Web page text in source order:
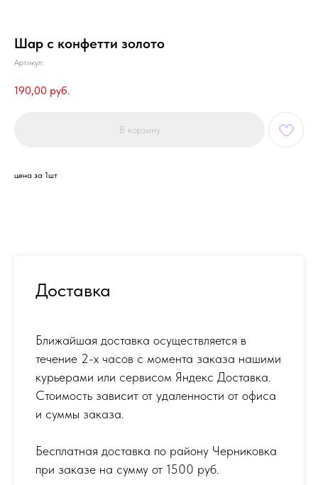
Шар с конфетти золото
Артикул:
190,00 руб.
В корзину
цена за 1шт
Доставка
Ближайшая доставка осуществляется в
течение 2-х часов с момента заказа нашими
курьерами или сервисом Яндекс Доставка.
Стоимость зависит от удаленности от офиса
и суммы заказа.
Бесплатная доставка по району Черниковка
при заказе на сумму от 1500 руб.